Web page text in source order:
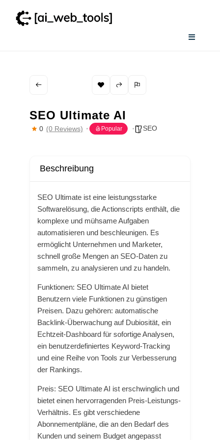
Inhalt
Toggle
Smart AI Tool Selector
SEO Ultimate AI
0 (0 Reviews) Popular SEO
SEO Ultimate ist eine leistungsstarke
Softwarelösung, die Actionscripts enthält, die
komplexe und mühsame Aufgaben
automatisieren und beschleunigen. Es
ermöglicht Unternehmen und Marketer,
schnell große Mengen an SEO-Daten zu
sammeln, zu analysieren und zu handeln.
Funktionen: SEO Ultimate AI bietet
Benutzern viele Funktionen zu günstigen
Preisen. Dazu gehören: automatische
Backlink-Überwachung auf Dubiosität, ein
Echtzeit-Dashboard für sofortige Analysen,
ein benutzerdefiniertes Keyword-Tracking
und eine Reihe von Tools zur Verbesserung
der Rankings.
Preis: SEO Ultimate AI ist erschwinglich und
bietet einen hervorragenden Preis-Leistungs-
Verhältnis. Es gibt verschiedene
Abonnementpläne, die an den Bedarf des
Kunden und seinem Budget angepasst